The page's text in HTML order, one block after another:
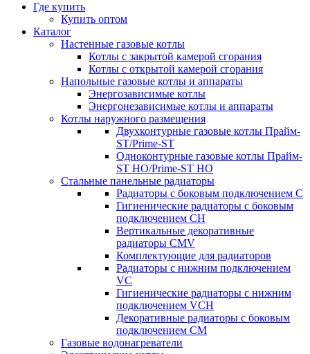
Где купить
Купить оптом
Каталог
Настенные газовые котлы
Котлы с закрытой камерой сгорания
Котлы с открытой камерой сгорания
Напольные газовые котлы и аппараты
Энергозависимые котлы
Энергонезависимые котлы и аппараты
Котлы наружного размещения
Двухконтурные газовые котлы Прайм-
ST/Prime-ST
Одноконтурные газовые котлы Прайм-
ST HO/Prime-ST HO
Стальные панельные радиаторы
Радиаторы c боковым подключением C
Гигиенические радиаторы c боковым
подключением CH
Вертикальные декоративные
радиаторы CMV
Комплектующие для радиаторов
Радиаторы c нижним подключением
VC
Гигиенические радиаторы c нижним
подключением VCH
Декоративные радиаторы с боковым
подключением CM
Газовые водонагреватели